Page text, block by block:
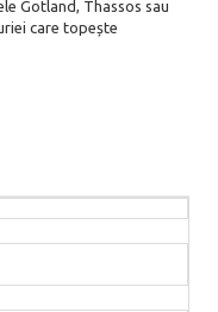
Gotland, Thassos sau
care topește